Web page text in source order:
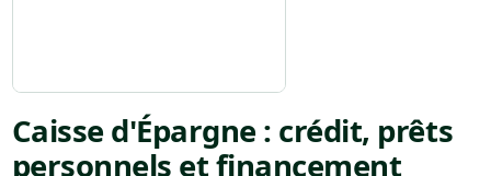
Caisse d'Épargne : crédit, prêts
personnels et financement